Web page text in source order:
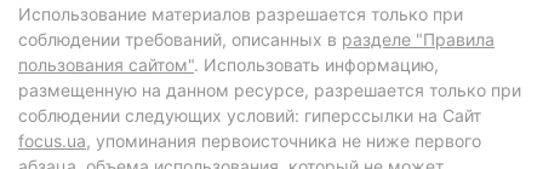
Использование материалов разрешается только при
соблюдении требований, описанных в разделе "Правила
пользования сайтом". Использовать информацию,
размещенную на данном ресурсе, разрешается только при
соблюдении следующих условий: гиперссылки на Сайт
focus.ua, упоминания первоисточника не ниже первого